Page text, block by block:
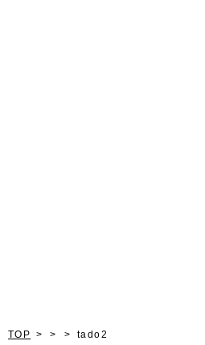
TOP tado2